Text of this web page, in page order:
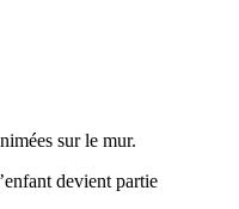
sur le mur.
devient partie